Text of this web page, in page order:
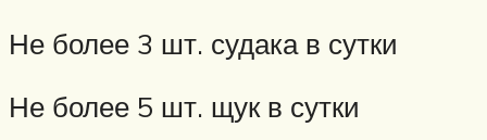
Не более 3 шт. судака в сутки
Не более 5 шт. щук в сутки